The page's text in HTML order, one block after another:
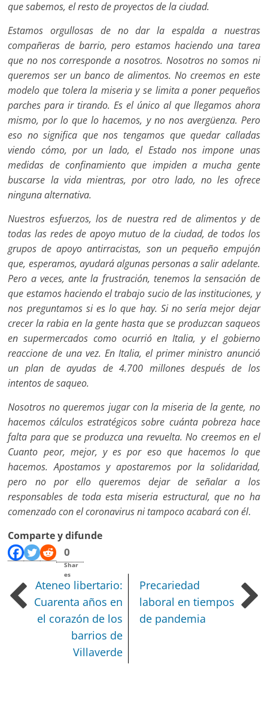
que sabemos, el resto de proyectos de la ciudad.
Estamos orgullosas de no dar la espalda a nuestras
compañeras de barrio, pero estamos haciendo una tarea
que no nos corresponde a nosotros. Nosotros no somos ni
queremos ser un banco de alimentos. No creemos en este
modelo que tolera la miseria y se limita a poner pequeños
parches para ir tirando. Es el único al que llegamos ahora
mismo, por lo que lo hacemos, y no nos avergüenza. Pero
eso no significa que nos tengamos que quedar calladas
viendo cómo, por un lado, el Estado nos impone unas
medidas de confinamiento que impiden a mucha gente
buscarse la vida mientras, por otro lado, no les ofrece
ninguna alternativa.
Nuestros esfuerzos, los de nuestra red de alimentos y de
todas las redes de apoyo mutuo de la ciudad, de todos los
grupos de apoyo antirracistas, son un pequeño empujón
que, esperamos, ayudará algunas personas a salir adelante.
Pero a veces, ante la frustración, tenemos la sensación de
que estamos haciendo el trabajo sucio de las instituciones, y
nos preguntamos si es lo que hay. Si no sería mejor dejar
crecer la rabia en la gente hasta que se produzcan saqueos
en supermercados como ocurrió en Italia, y el gobierno
reaccione de una vez. En Italia, el primer ministro anunció
un plan de ayudas de 4.700 millones después de los
intentos de saqueo.
Nosotros no queremos jugar con la miseria de la gente, no
hacemos cálculos estratégicos sobre cuánta pobreza hace
falta para que se produzca una revuelta. No creemos en el
Cuanto peor, mejor, y es por eso que hacemos lo que
hacemos. Apostamos y apostaremos por la solidaridad,
pero no por ello queremos dejar de señalar a los
responsables de toda esta miseria estructural, que no ha
comenzado con el coronavirus ni tampoco acabará con él.
Comparte y difunde
0
Shar
es
Ateneo libertario:
Cuarenta años en
el corazón de los
barrios de
Villaverde
Precariedad
laboral en tiempos
de pandemia